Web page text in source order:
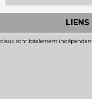
sont totalement